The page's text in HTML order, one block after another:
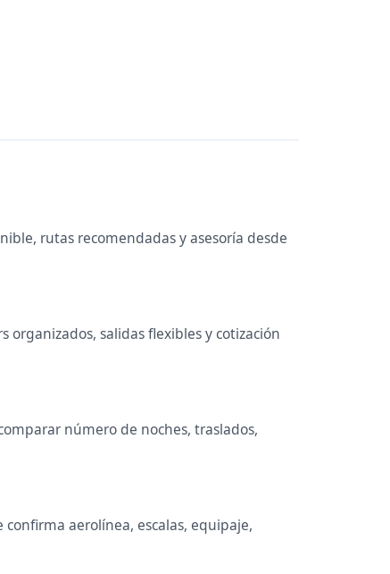
rutas recomendadas y asesoría desde
salidas flexibles y cotización
número de noches, traslados,
aerolínea, escalas, equipaje,